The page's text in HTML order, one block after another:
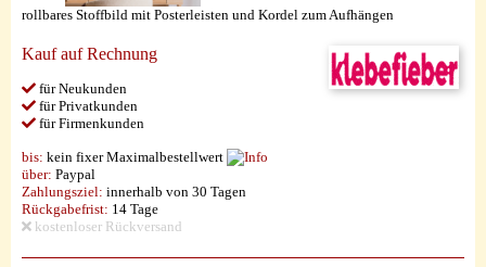
rollbares Stoffbild mit Posterleisten und Kordel zum Aufhängen
Kauf auf Rechnung
für Neukunden
für Privatkunden
für Firmenkunden
bis: kein fixer Maximalbestellwert
über: Paypal
Zahlungsziel: innerhalb von 30 Tagen
Rückgabefrist: 14 Tage
kostenloser Rückversand